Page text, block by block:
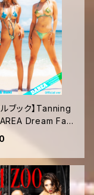
ルブック】Tanning
Dream Fact